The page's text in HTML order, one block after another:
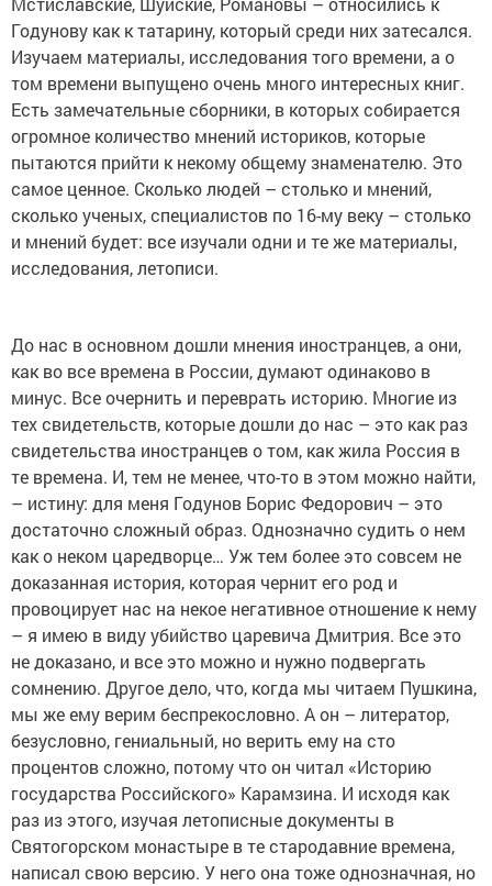
Годунову как к татарину, который среди них затесался.
Изучаем материалы, исследования того времени, а о
том времени выпущено очень много интересных книг.
Есть замечательные сборники, в которых собирается
огромное количество мнений историков, которые
пытаются прийти к некому общему знаменателю. Это
самое ценное. Сколько людей – столько и мнений,
сколько ученых, специалистов по 16-му веку – столько
и мнений будет: все изучали одни и те же материалы,
исследования, летописи.
До нас в основном дошли мнения иностранцев, а они,
как во все времена в России, думают одинаково в
минус. Все очернить и переврать историю. Многие из
тех свидетельств, которые дошли до нас – это как раз
свидетельства иностранцев о том, как жила Россия в
те времена. И, тем не менее, что-то в этом можно найти,
– истину: для меня Годунов Борис Федорович – это
достаточно сложный образ. Однозначно судить о нем
как о неком царедворце… Уж тем более это совсем не
доказанная история, которая чернит его род и
провоцирует нас на некое негативное отношение к нему
– я имею в виду убийство царевича Дмитрия. Все это
не доказано, и все это можно и нужно подвергать
сомнению. Другое дело, что, когда мы читаем Пушкина,
мы же ему верим беспрекословно. А он – литератор,
безусловно, гениальный, но верить ему на сто
процентов сложно, потому что он читал «Историю
государства Российского» Карамзина. И исходя как
раз из этого, изучая летописные документы в
Святогорском монастыре в те стародавние времена,
написал свою версию. У него она тоже однозначная, но